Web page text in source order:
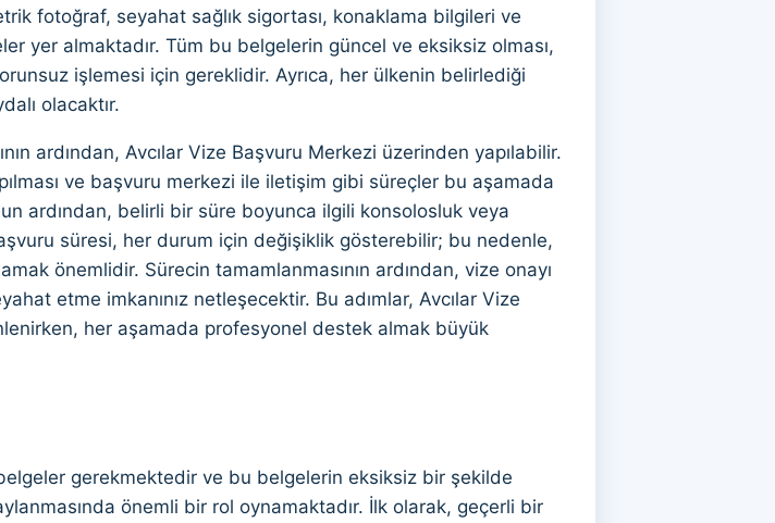
fotoğraf, seyahat sağlık sigortası, konaklama bilgileri ve
yer almaktadır. Tüm bu belgelerin güncel ve eksiksiz olması,
işlemesi için gereklidir. Ayrıca, her ülkenin belirlediği
olacaktır.
ardından, Avcılar Vize Başvuru Merkezi üzerinden yapılabilir.
ve başvuru merkezi ile iletişim gibi süreçler bu aşamada
ardından, belirli bir süre boyunca ilgili konsolosluk veya
süresi, her durum için değişiklik gösterebilir; bu nedenle,
önemlidir. Sürecin tamamlanmasının ardından, vize onayı
etme imkanınız netleşecektir. Bu adımlar, Avcılar Vize
her aşamada profesyonel destek almak büyük
gerekmektedir ve bu belgelerin eksiksiz bir şekilde
önemli bir rol oynamaktadır. İlk olarak, geçerli bir